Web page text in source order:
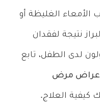
الغليظة أو
نتيجة لفقدان
لدى الطفل، تابع
مرض
كيفية العلاج.